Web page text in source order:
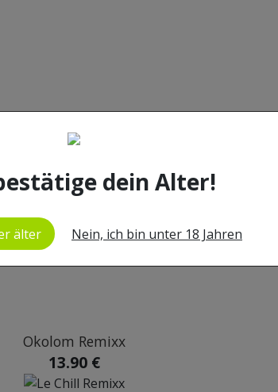
dein Alter!
älter Nein, ich bin unter 18 Jahren
13.90 €
Okolom Remixx
13.90 €